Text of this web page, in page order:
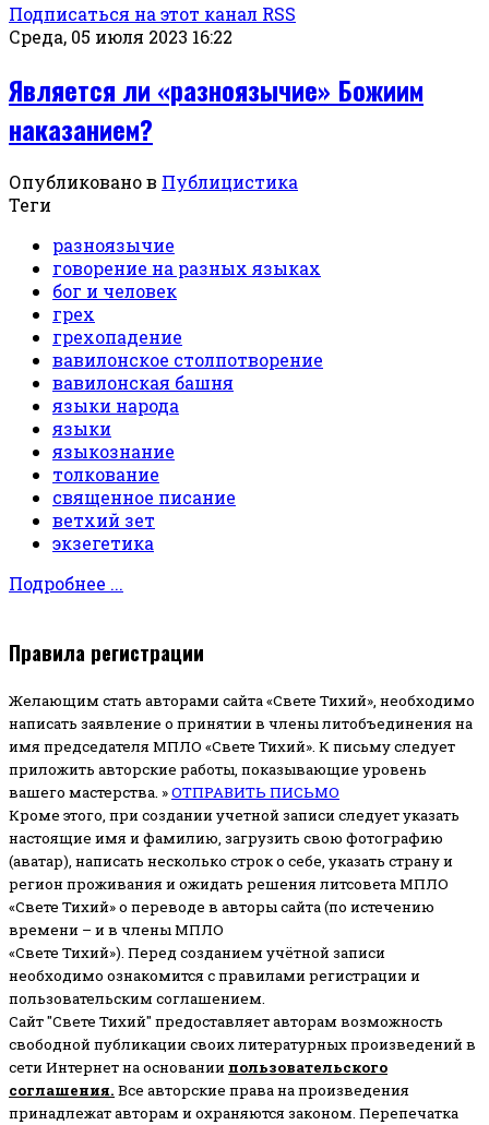
Подписаться на этот канал RSS
Среда, 05 июля 2023 16:22
Является ли «разноязычие» Божиим
наказанием?
Опубликовано в Публицистика
Теги
разноязычие
говорение на разных языках
бог и человек
грех
грехопадение
вавилонское столпотворение
вавилонская башня
языки народа
языки
языкознание
толкование
священное писание
ветхий зет
экзегетика
Подробнее ...
Правила регистрации
Желающим стать авторами сайта «Свете Тихий», необходимо
написать заявление о принятии в члены литобъединения на
имя председателя МПЛО «Свете Тихий». К письму следует
приложить авторские работы, показывающие уровень
вашего мастерства. »ОТПРАВИТЬ ПИСЬМО
Кроме этого, при создании учетной записи следует указать
настоящие имя и фамилию, загрузить свою фотографию
(аватар), написать несколько строк о себе, указать страну и
регион проживания и ожидать решения литсовета МПЛО
«Свете Тихий» о переводе в авторы сайта (по истечению
времени – и в члены МПЛО
«Свете Тихий»). Перед созданием учётной записи
необходимо ознакомится с правилами регистрации и
пользовательским соглашением.
Сайт "Свете Тихий" предоставляет авторам возможность
свободной публикации своих литературных произведений в
сети Интернет на основании пользовательского
соглашения. Все авторские права на произведения
принадлежат авторам и охраняются законом. Перепечатка